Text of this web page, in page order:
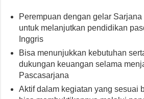
Perempuan dengan gelar
untuk melanjutkan pendidikan
Inggris
Bisa menunjukkan kebutuhan
dukungan keuangan selama
Pascasarjana
Aktif dalam kegiatan yang sesuai